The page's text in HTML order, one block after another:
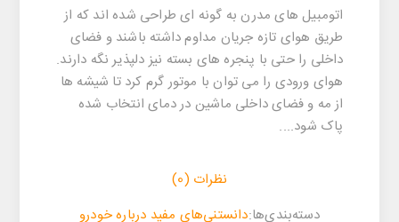
اتومبیل های مدرن به گونه ای طراحی شده اند که از
طریق هوای تازه جریان مداوم داشته باشند و فضای
داخلی را حتی با پنجره های بسته نیز دلپذیر نگه دارند.
هوای ورودی را می توان با موتور گرم کرد تا شیشه ها
از مه و فضای داخلی ماشین در دمای انتخاب شده
پاک شود....
نظرات (0)
‌‌دسته‌بندی‌‌ها:دانستنی‌های مفید درباره خودرو